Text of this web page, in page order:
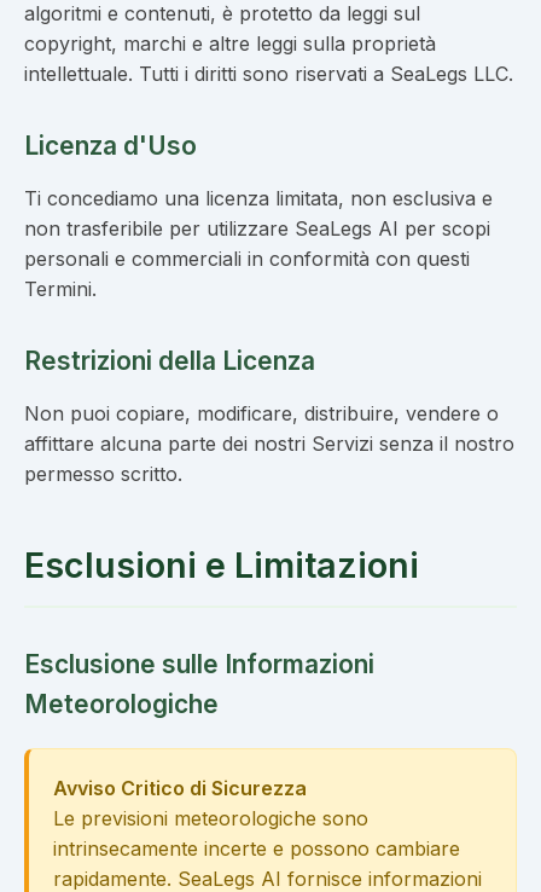
algoritmi e contenuti, è protetto da leggi sul
copyright, marchi e altre leggi sulla proprietà
intellettuale. Tutti i diritti sono riservati a SeaLegs LLC.
Licenza d'Uso
Ti concediamo una licenza limitata, non esclusiva e
non trasferibile per utilizzare SeaLegs AI per scopi
personali e commerciali in conformità con questi
Termini.
Restrizioni della Licenza
Non puoi copiare, modificare, distribuire, vendere o
affittare alcuna parte dei nostri Servizi senza il nostro
permesso scritto.
Esclusioni e Limitazioni
Esclusione sulle Informazioni
Meteorologiche
Avviso Critico di Sicurezza
Le previsioni meteorologiche sono
intrinsecamente incerte e possono cambiare
rapidamente. SeaLegs AI fornisce informazioni